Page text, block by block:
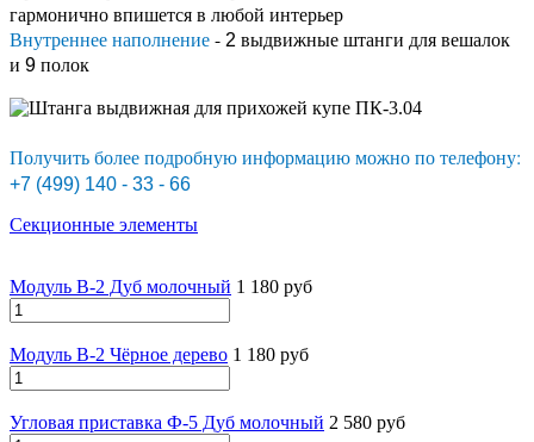
гармонично впишется в любой интерьер
Внутреннее наполнение- 2 выдвижные штанги для вешалок
и 9 полок
Получить более подробную информацию можно по телефону:
+7 (499) 140 - 33 - 66
Секционные элементы
Модуль В-2 Дуб молочный 1 180 руб
Модуль В-2 Чёрное дерево 1 180 руб
Угловая приставка Ф-5 Дуб молочный 2 580 руб